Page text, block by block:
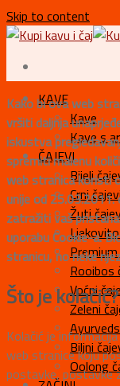
Skip to content
KAVE
Kave
Kave s
ČAJEVI
Bijeli
Crni
Žuti
Rooibos
Voćni
Zeleni
Biljni
Oolong
Kako bi ova web
vršiti daljnja
iskustva
spremiti malenu
web stranica koristi
unije od 25.03.2011.
zatražiti vaš
uporabu Cookie-a.
stranicu, no neke
Što je kolačić?
Kolačić je
web stranice koju
postavke, postavke